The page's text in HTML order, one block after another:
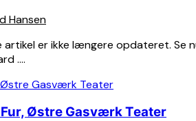
Hansen
artikel er ikke længere opdateret.
….
Østre Gasværk Teater